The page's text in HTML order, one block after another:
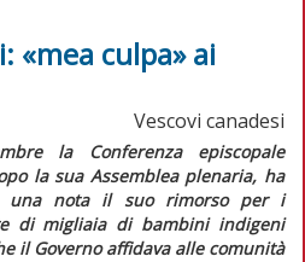
«mea culpa» ai
Vescovi canadesi
la Conferenza episcopale
la sua Assemblea plenaria, ha
una nota il suo rimorso per i
di migliaia di bambini indigeni
il Governo affidava alle comunità